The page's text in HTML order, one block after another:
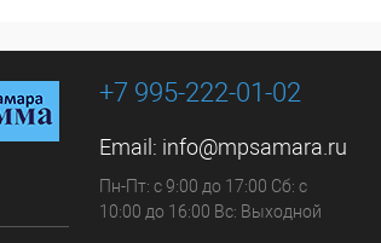
+7 995-222-01-02
Email: info@mpsamara.ru
Пн-Пт: с 9:00 до 17:00 Сб: с
10:00 до 16:00 Вс: Выходной